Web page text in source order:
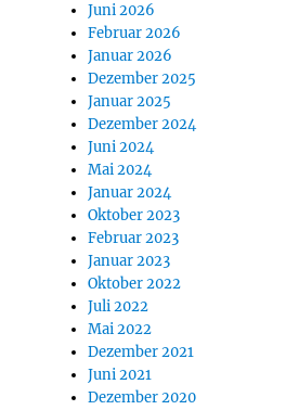
Juni 2026
Februar 2026
Januar 2026
Dezember 2025
Januar 2025
Dezember 2024
Juni 2024
Mai 2024
Januar 2024
Oktober 2023
Februar 2023
Januar 2023
Oktober 2022
Juli 2022
Mai 2022
Dezember 2021
Juni 2021
Dezember 2020